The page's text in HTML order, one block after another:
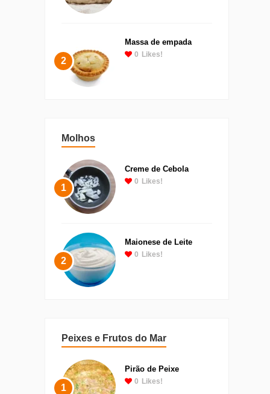
2
Massa de empada
0 Likes!
Molhos
1
Creme de Cebola
0 Likes!
2
Maionese de Leite
0 Likes!
Peixes e Frutos do Mar
1
Pirão de Peixe
0 Likes!